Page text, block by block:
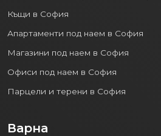
Къщи в София
Апартаменти под наем в София
Магазини под наем в София
Офиси под наем в София
Парцели и терени в София
Варна